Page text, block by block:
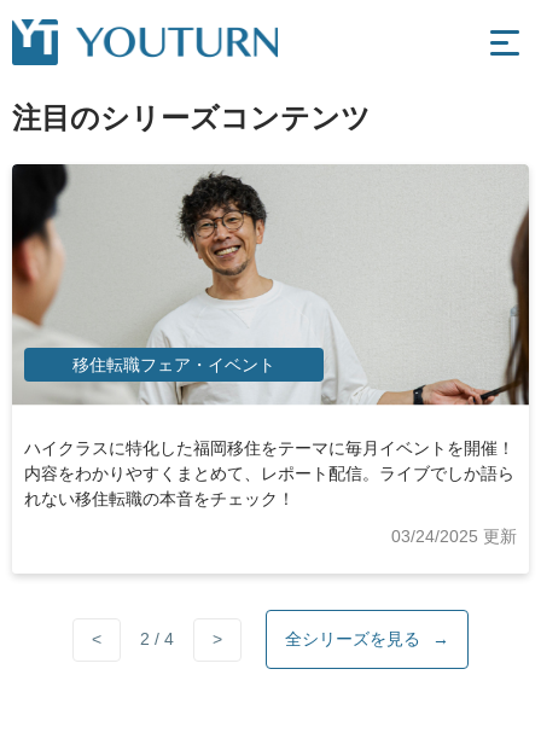
注目のシリーズコンテンツ
「私の移住転職ストーリー」は今まさに移住転職を検討している
方にイチ押し！移住前の不安や葛藤、転職活動を通じて得た新し
い価値観や自分らしさを本音で語る。
07/24/2026 更新
ハイクラスに特化した福岡移住をテーマに毎月イベントを開催！
内容をわかりやすくまとめて、レポート配信。ライブでしか語ら
れない移住転職の本音をチェック！
03/24/2025 更新
移住転職フェア・イベント
東京の第一線で活躍したビジネスパーソンが移住転職を経て、福
岡でどれだけ活躍をしているのでしょうか。企業の経営者を交
え、その後のキャリアを取材しました。
07/01/2025 更新
福岡への移住転職を成功させるために事前の準備がとても大切！
今すぐ実践できる心構えやマインドセット、思考整理のコツを完
全オリジナルコンテンツで配信中。
06/05/2026 更新
< 2 / 4 > 全シリーズを見る →